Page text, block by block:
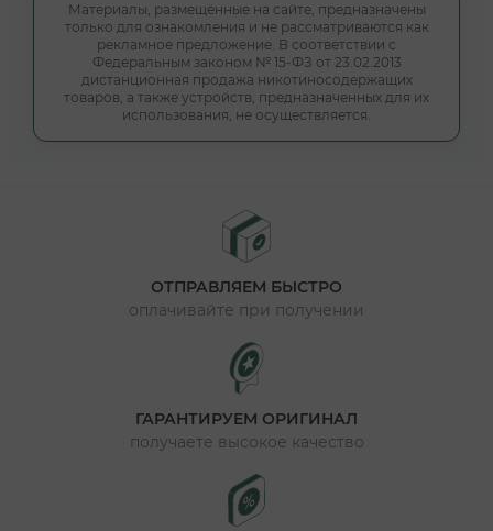
Материалы, размещённые на сайте, предназначены
только для ознакомления и не рассматриваются как
рекламное предложение. В соответствии с
Федеральным законом № 15-ФЗ от 23.02.2013
дистанционная продажа никотиносодержащих
товаров, а также устройств, предназначенных для их
использования, не осуществляется.
ОТПРАВЛЯЕМ БЫСТРО
оплачивайте при получении
ГАРАНТИРУЕМ ОРИГИНАЛ
получаете высокое качество